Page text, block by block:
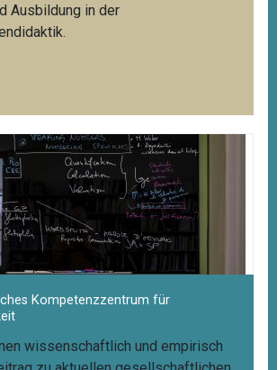
Ausbildung in der
Kompetenzzentrum für
wissenschaftlich und empirisch